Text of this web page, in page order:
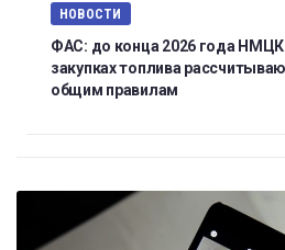
НОВОСТИ
ФАС: до конца 2026 года НМЦК
закупках топлива
общим правилам